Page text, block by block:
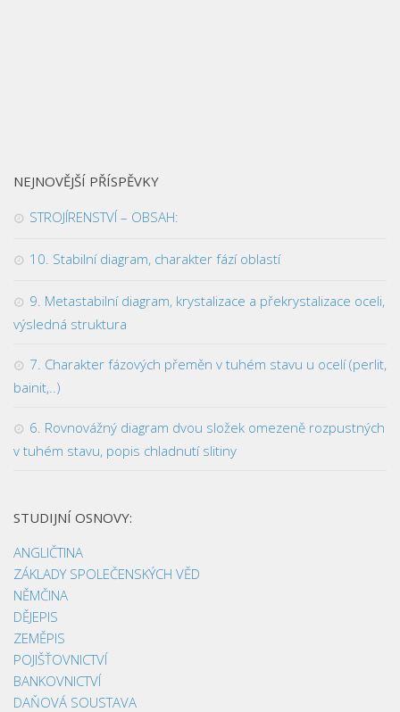
NEJNOVĚJŠÍ PŘÍSPĚVKY
STROJÍRENSTVÍ – OBSAH:
10. Stabilní diagram, charakter fází oblastí
9. Metastabilní diagram, krystalizace a překrystalizace oceli,
výsledná struktura
7. Charakter fázových přeměn v tuhém stavu u ocelí (perlit,
bainit,..)
6. Rovnovážný diagram dvou složek omezeně rozpustných
v tuhém stavu, popis chladnutí slitiny
STUDIJNÍ OSNOVY:
ANGLIČTINA
ZÁKLADY SPOLEČENSKÝCH VĚD
NĚMČINA
DĚJEPIS
ZEMĚPIS
POJIŠŤOVNICTVÍ
BANKOVNICTVÍ
DAŇOVÁ SOUSTAVA